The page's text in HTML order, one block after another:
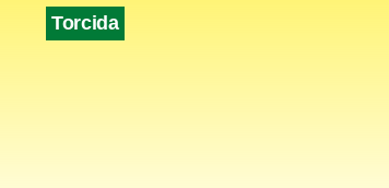
Torcida